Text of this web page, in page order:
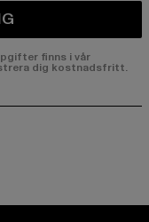
finns i vår
dig kostnadsfritt.